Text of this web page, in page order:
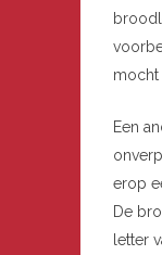
mocht
Een
erop
De
letter